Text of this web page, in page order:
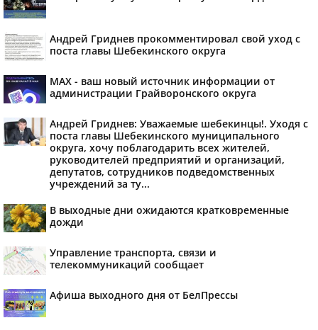
Андрей Гриднев прокомментировал свой уход с
поста главы Шебекинского округа
MAX - ваш новый источник информации от
администрации Грайворонского округа
Андрей Гриднев: Уважаемые шебекинцы!. Уходя с
поста главы Шебекинского муниципального
округа, хочу поблагодарить всех жителей,
руководителей предприятий и организаций,
депутатов, сотрудников подведомственных
учреждений за ту...
В выходные дни ожидаются кратковременные
дожди
Управление транспорта, связи и
телекоммуникаций сообщает
Афиша выходного дня от БелПрессы